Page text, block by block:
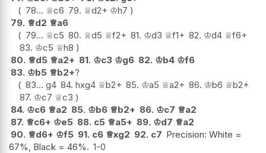
78... ♕c6 79. ♕d2+ ♔h7
79. ♕d2 ♕a6
79... ♕c5 80. ♕d5 ♕f2+ 81. ♔d3 ♕f1+ 82. ♔d4 ♕f6+
83. ♔c5 ♕h8
80. ♕d5 ♕a2+ 81. ♔c3 ♔g6 82. ♔b4 ♔f6
83. ♔b5 ♕b2+?
83... g4 84. hxg4 ♕b2+ 85. ♔a5 ♕a2+ 86. ♔b6 ♕b2+
87. ♔c7 ♕c3
84. ♔c6 ♕a2 85. ♔b6 ♕b2+ 86. ♔c7 ♕a2
87. ♕c6+ ♔e5 88. c5 ♕a5+ 89. ♔d7 ♕a2
90. ♕d6+ ♔f5 91. c6 ♕xg2 92. c7 Precision: White =
67%, Black = 46%. 1-0